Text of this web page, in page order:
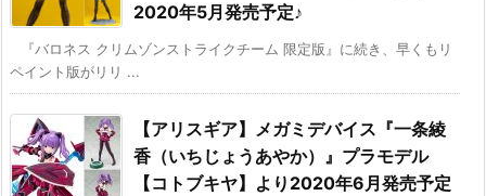
2020年5月発売予定♪
『バロネス クリムゾンストライクチーム 限定版』に続き、早くもリ
ペイント版がリリ ...
【アリスギア】メガミデバイス『一条綾
香（いちじょうあやか）』プラモデル
【コトブキヤ】より2020年6月発売予定